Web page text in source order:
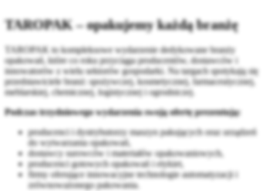
TAROPAK – opakujemy każdą branżę
TAROPAK to kompleksowe wydarzenie dedykowane branży
opakowań, które co roku przyciąga producentów, dostawców i
innowatorów z wielu sektorów gospodarki. Na targach spotykają się
przedstawiciele branż: spożywczej, kosmetycznej, farmaceutycznej,
meblarskiej, chemicznej, logistycznej i ogrodniczej.
Podczas trzydniowego wydarzenia swoją ofertę prezentują:
producenci i dystrybutorzy maszyn pakujących oraz urządzeń
do wytwarzania opakowań,
dostawcy surowców i materiałów opakowaniowych,
producenci gotowych opakowań i etykiet,
firmy oferujące innowacyjne technologie automatyzacji i
zrównoważonego pakowania.